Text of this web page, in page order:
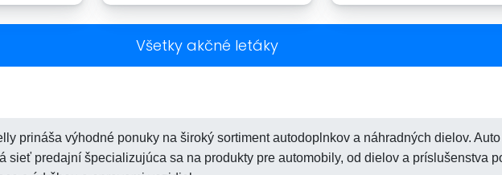
Všetky akčné letáky
prináša výhodné ponuky na široký sortiment autodoplnkov a náhradných dielov. Auto
sieť predajní špecializujúca sa na produkty pre automobily, od dielov a príslušenstva